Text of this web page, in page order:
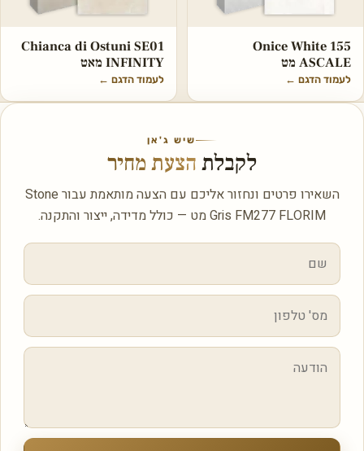
Onice White 155
ASCALE מט
לעמוד הדגם ←
Chianca di Ostuni SE01
INFINITY מאט
לעמוד הדגם ←
שיש ג'אן
לקבלת הצעת מחיר
השאירו פרטים ונחזור אליכם עם הצעה מותאמת עבור Stone
Gris FM277 FLORIM מט — כולל מדידה, ייצור והתקנה.